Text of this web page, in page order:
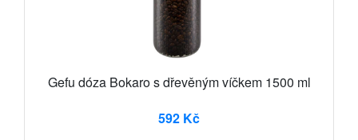
Gefu dóza Bokaro s dřevěným víčkem 1500 ml
592 Kč